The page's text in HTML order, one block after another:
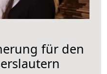
für den